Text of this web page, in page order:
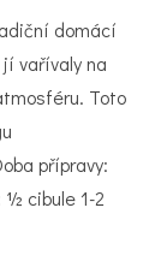
domácí
vařívaly na
Toto
přípravy:
½ cibule 1-2